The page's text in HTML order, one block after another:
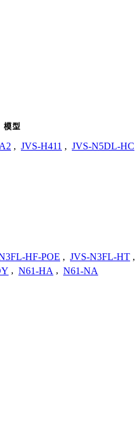
模型
, JVS-H411 , JVS-N5DL-HC
HF-POE , JVS-N3FL-HT ,
, N61-HA , N61-NA